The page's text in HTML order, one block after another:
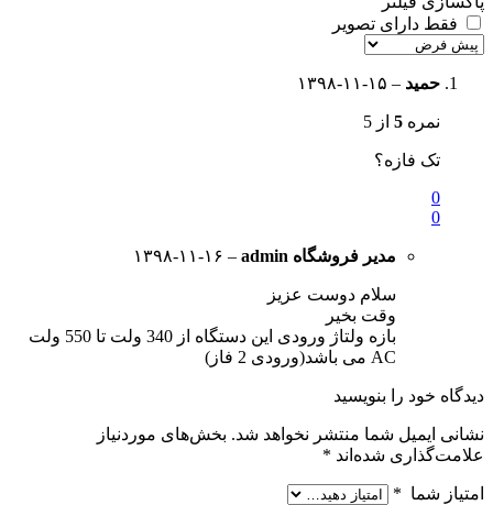
فقط دارای تصویر
حمید – ۱۳۹۸-۱۱-۱۵
نمره 5 از 5
تک فازه؟
0
0
مدیر فروشگاه admin
– ۱۳۹۸-۱۱-۱۶
سلام دوست عزیز
وقت بخیر
بازه ولتاژ ورودی این دستگاه از 340 ولت تا 550 ولت
AC می باشد(ورودی 2 فاز)
دیدگاه خود را بنویسید
نشانی ایمیل شما منتشر نخواهد شد. بخش‌های موردنیاز
علامت‌گذاری شده‌اند *
امتیاز شما *